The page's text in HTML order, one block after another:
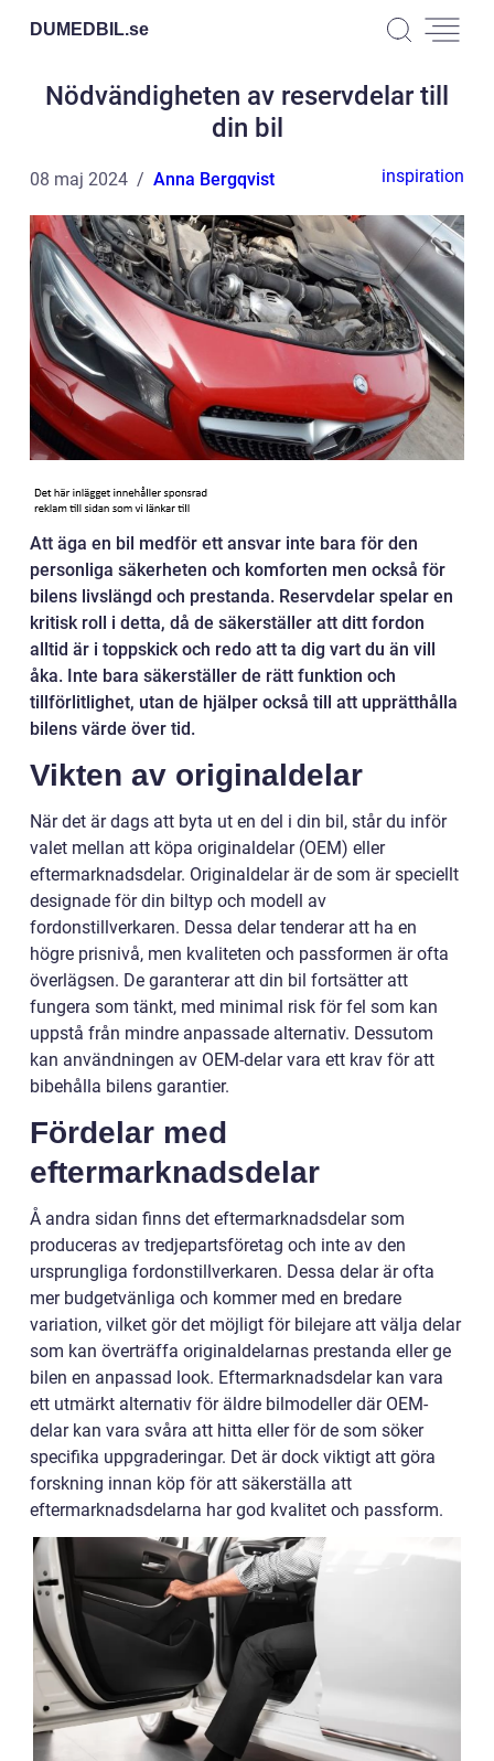
DUMEDBIL.se
Nödvändigheten av reservdelar till
din bil
08 maj 2024 Anna Bergqvist inspiration
Att äga en bil medför ett ansvar inte bara för den
personliga säkerheten och komforten men också för
bilens livslängd och prestanda. Reservdelar spelar en
kritisk roll i detta, då de säkerställer att ditt fordon
alltid är i toppskick och redo att ta dig vart du än vill
åka. Inte bara säkerställer de rätt funktion och
tillförlitlighet, utan de hjälper också till att upprätthålla
bilens värde över tid.
Vikten av originaldelar
När det är dags att byta ut en del i din bil, står du inför
valet mellan att köpa originaldelar (OEM) eller
eftermarknadsdelar. Originaldelar är de som är speciellt
designade för din biltyp och modell av
fordonstillverkaren. Dessa delar tenderar att ha en
högre prisnivå, men kvaliteten och passformen är ofta
överlägsen. De garanterar att din bil fortsätter att
fungera som tänkt, med minimal risk för fel som kan
uppstå från mindre anpassade alternativ. Dessutom
kan användningen av OEM-delar vara ett krav för att
bibehålla bilens garantier.
Fördelar med
eftermarknadsdelar
Å andra sidan finns det eftermarknadsdelar som
produceras av tredjepartsföretag och inte av den
ursprungliga fordonstillverkaren. Dessa delar är ofta
mer budgetvänliga och kommer med en bredare
variation, vilket gör det möjligt för bilejare att välja delar
som kan överträffa originaldelarnas prestanda eller ge
bilen en anpassad look. Eftermarknadsdelar kan vara
ett utmärkt alternativ för äldre bilmodeller där OEM-
delar kan vara svåra att hitta eller för de som söker
specifika uppgraderingar. Det är dock viktigt att göra
forskning innan köp för att säkerställa att
eftermarknadsdelarna har god kvalitet och passform.